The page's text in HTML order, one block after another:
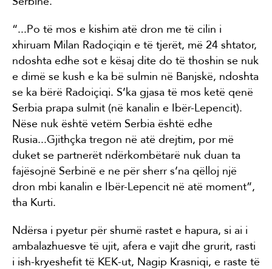
“...Po të mos e kishim atë dron me të cilin i
xhiruam Milan Radoçiqin e të tjerët, më 24 shtator,
ndoshta edhe sot e kësaj dite do të thoshin se nuk
e dimë se kush e ka bë sulmin në Banjskë, ndoshta
se ka bërë Radoiçiqi. S’ka gjasa të mos ketë qenë
Serbia prapa sulmit (në kanalin e Ibër-Lepencit).
Nëse nuk është vetëm Serbia është edhe
Rusia...Gjithçka tregon në atë drejtim, por më
duket se partnerët ndërkombëtarë nuk duan ta
fajësojnë Serbinë e ne për sherr s’na qëlloj një
dron mbi kanalin e Ibër-Lepencit në atë moment”,
tha Kurti.
Ndërsa i pyetur për shumë rastet e hapura, si ai i
ambalazhuesve të ujit, afera e vajit dhe grurit, rasti
i ish-kryeshefit të KEK-ut, Nagip Krasniqi, e raste të